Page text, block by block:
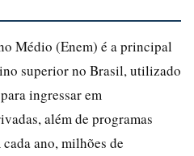
Médio (Enem) é a principal
superior no Brasil, utilizado
ingressar em
além de programas
ano, milhões de